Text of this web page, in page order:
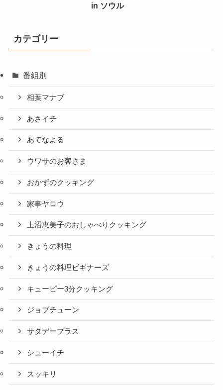
in ソウル
カテゴリー
番組別
相葉マナブ
あさイチ
あてなよる
ウワサのお客さま
おかずのクッキング
家事ヤロウ
上沼恵美子のおしゃべりクッキング
きょうの料理
きょうの料理ビギナーズ
キューピー3分クッキング
ジョブチューン
サタデープラス
シューイチ
スッキリ